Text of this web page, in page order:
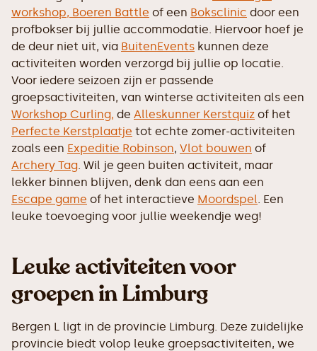
workshop, Boeren Battle of een Boksclinic door een
profbokser bij jullie accommodatie. Hiervoor hoef je
de deur niet uit, via BuitenEvents kunnen deze
activiteiten worden verzorgd bij jullie op locatie.
Voor iedere seizoen zijn er passende
groepsactiviteiten, van winterse activiteiten als een
Workshop Curling, de Alleskunner Kerstquiz of het
Perfecte Kerstplaatje tot echte zomer-activiteiten
zoals een Expeditie Robinson, Vlot bouwen of
Archery Tag . Wil je geen buiten activiteit, maar
lekker binnen blijven, denk dan eens aan een
Escape game of het interactieve Moordspel . Een
leuke toevoeging voor jullie weekendje weg!
Leuke activiteiten voor
groepen in Limburg
Bergen L ligt in de provincie Limburg. Deze zuidelijke
provincie biedt volop leuke groepsactiviteiten, we